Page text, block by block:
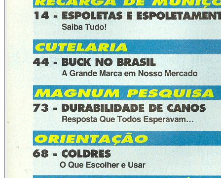
são obrigadas a viver em autênticos guetos para se
proteger…”. Nessas declarações, nota-se, novamente, que o
senador julga, muito erroneamente, que também a violência
pode ser combatida através de decretos, ou em outras
palavras imagina-se que proibindo algo ele não acontece.
Ora, senhores políticos, quem tem meio Q.I. sabe que a
violência é subproduto de fatores sócio-econômicos tais
como a falta de cultura, a miséria, a distribuição injusta de
renda e até de falta de crença (que já existe há muito tempo
no Brasil) na autoridade legalmente constituída. Escrevam
em algum lugar: a transformação do porte ilegal de arma não
irá acabar com a violência; poderá essa medida, quando
muito e desde que cumprida à risca, significar a retirada de
alguns maus elementos das ruas, o que, convenhamos, já
seria um grande efeito e uma tranquilidade a mais.
Curiosamente, o senador Hydekel não se lembrou de
declarar isto, que seria o mais óbvio...
Novamente, voltamos a afirmar que somos totalmente